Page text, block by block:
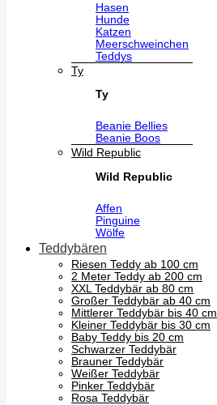
Hasen
Hunde
Katzen
Meerschweinchen
Teddys
Ty
Ty
Beanie Bellies
Beanie Boos
Wild Republic
Wild Republic
Affen
Pinguine
Wölfe
Teddybären
Riesen Teddy ab 100 cm
2 Meter Teddy ab 200 cm
XXL Teddybär ab 80 cm
Großer Teddybär ab 40 cm
Mittlerer Teddybär bis 40 cm
Kleiner Teddybär bis 30 cm
Baby Teddy bis 20 cm
Schwarzer Teddybär
Brauner Teddybär
Weißer Teddybär
Pinker Teddybär
Rosa Teddybär